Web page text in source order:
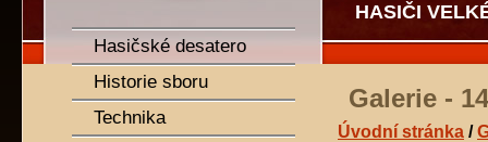
HASIČI
Galerie -
Úvodní stránka /
Hasičské desatero
Historie sboru
Technika